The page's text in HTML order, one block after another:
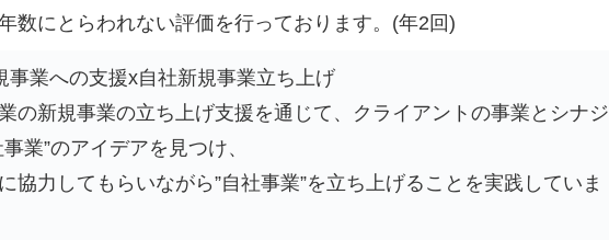
数にとらわれない評価を行っております。(年2回)
事業への支援x自社新規事業立ち上げ
の新規事業の立ち上げ支援を通じて、クライアントの事業とシナジ
業”のアイデアを見つけ、
協力してもらいながら”自社事業”を立ち上げることを実践していま